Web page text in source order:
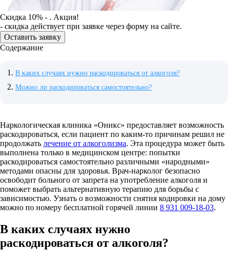
Скидка 10% - . Акция!
- скидка действует при заявке через форму на сайте.
Оставить заявку
Содержание
В каких случаях нужно раскодироваться от алкоголя?
Можно ли раскодироваться самостоятельно?
Наркологическая клиника «Оникс» предоставляет возможность
раскодироваться, если пациент по каким-то причинам решил не
продолжать лечение от алкоголизма. Эта процедура может быть
выполнена только в медицинском центре: попытки
раскодироваться самостоятельно различными «народными»
методами опасны для здоровья. Врач-нарколог безопасно
освободит больного от запрета на употребление алкоголя и
поможет выбрать альтернативную терапию для борьбы с
зависимостью. Узнать о возможности снятия кодировки на дому
можно по номеру бесплатной горячей линии 8 931 009-18-03.
В каких случаях нужно
раскодироваться от алкоголя?